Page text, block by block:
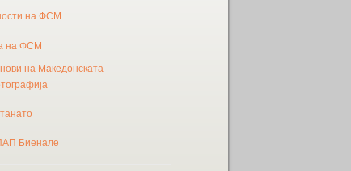
на ФСМ
на ФСМ
на Македонската
Биенале